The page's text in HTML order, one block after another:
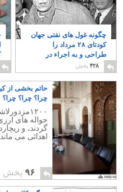
چگونه غول های نفتی جهان
کودتای ۲۸ مرداد را
طراحی و به اجراء در
آوردند؟
۴۲۸ پخش
حاتم بخشی از
چرا؟ چرا؟ چرا؟
حواله های
گردند، و
اهدائی می
۹۶ پخش